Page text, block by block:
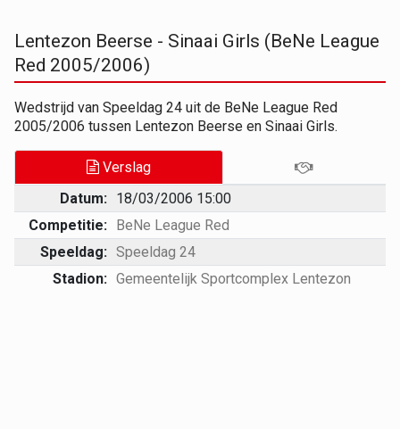
Lentezon Beerse - Sinaai Girls (BeNe League
Red 2005/2006)
Wedstrijd van Speeldag 24 uit de BeNe League Red
2005/2006 tussen Lentezon Beerse en Sinaai Girls.
Verslag
Datum: 18/03/2006 15:00
Competitie: BeNe League Red
Speeldag: Speeldag 24
Stadion: Gemeentelijk Sportcomplex Lentezon